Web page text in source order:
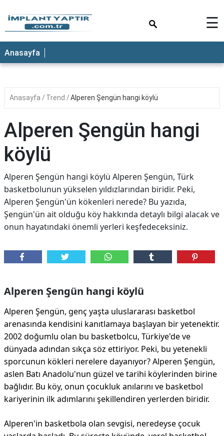
☰
Anasayfa
Anasayfa Trend Alperen Şengün hangi köylü
Alperen Şengün hangi
köylü
Alperen Şengün hangi köylü Alperen Şengün, Türk
basketbolunun yükselen yıldızlarından biridir. Peki,
Alperen Şengün'ün kökenleri nerede? Bu yazıda,
Şengün'ün ait olduğu köy hakkında detaylı bilgi alacak ve
onun hayatındaki önemli yerleri keşfedeceksiniz.
Alperen Şengün hangi köylü
Alperen Şengün, genç yaşta uluslararası basketbol
arenasında kendisini kanıtlamaya başlayan bir yetenektir.
2002 doğumlu olan bu basketbolcu, Türkiye'de ve
dünyada adından sıkça söz ettiriyor. Peki, bu yetenekli
sporcunun kökleri nerelere dayanıyor? Alperen Şengün,
aslen Batı Anadolu'nun güzel ve tarihi köylerinden birine
bağlıdır. Bu köy, onun çocukluk anılarını ve basketbol
kariyerinin ilk adımlarını şekillendiren yerlerden biridir.
Alperen'in basketbola olan sevgisi, neredeyse çocuk